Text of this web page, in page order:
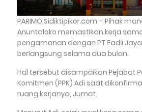
PARIMO,Sidiktipikor.com – Pihak
Anuntaloko memastikan kerja
pengamanan dengan PT Fadli
berlangsung selama dua bulan.
Hal tersebut disampaikan Pejabat
Komitmen (PPK) Adi saat
ruang kerjanya, Jumat.